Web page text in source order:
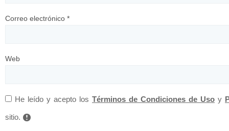
Correo electrónico *
Web
He leído y acepto los Términos de Condiciones de Uso y
sitio.